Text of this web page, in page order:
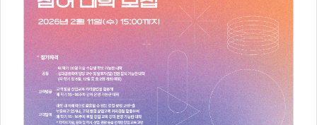
대
표
지,
부
파
출
처,
저
작